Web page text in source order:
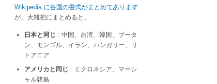
Wikipedia に各国の書式がまとめてあります
が、大雑把にまとめると、
日本と同じ : 中国、台湾、韓国、ブータ
ン、モンゴル、イラン、ハンガリー、リ
トアニア
アメリカと同じ : ミクロネシア、マーシ
ャル諸島